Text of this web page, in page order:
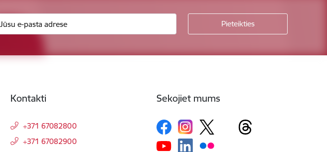
Kontakti
+371 67082800
+371 67082900
Sekojiet mums